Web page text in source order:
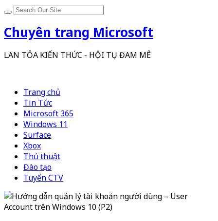
Chuyên trang Microsoft
LAN TỎA KIẾN THỨC - HỘI TỤ ĐAM MÊ
Trang chủ
Tin Tức
Microsoft 365
Windows 11
Surface
Xbox
Thủ thuật
Đào tạo
Tuyển CTV